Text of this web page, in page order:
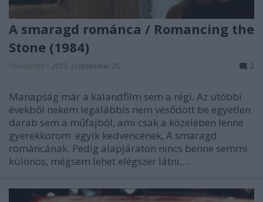
A smaragd románca / Romancing the
Stone (1984)
• 2015. szeptember 26. 2
Manapság már a kalandfilm sem a régi. Az utóbbi
évekből nekem legalábbis nem vésődött be egyetlen
darab sem a műfajból, ami csak a közelében lenne
gyerekkorom egyik kedvencének, A smaragd
románcának. Pedig alapjáraton nincs benne semmi
különös, mégsem lehet elégszer látni,…